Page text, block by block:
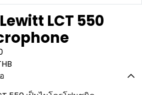
LCT 550